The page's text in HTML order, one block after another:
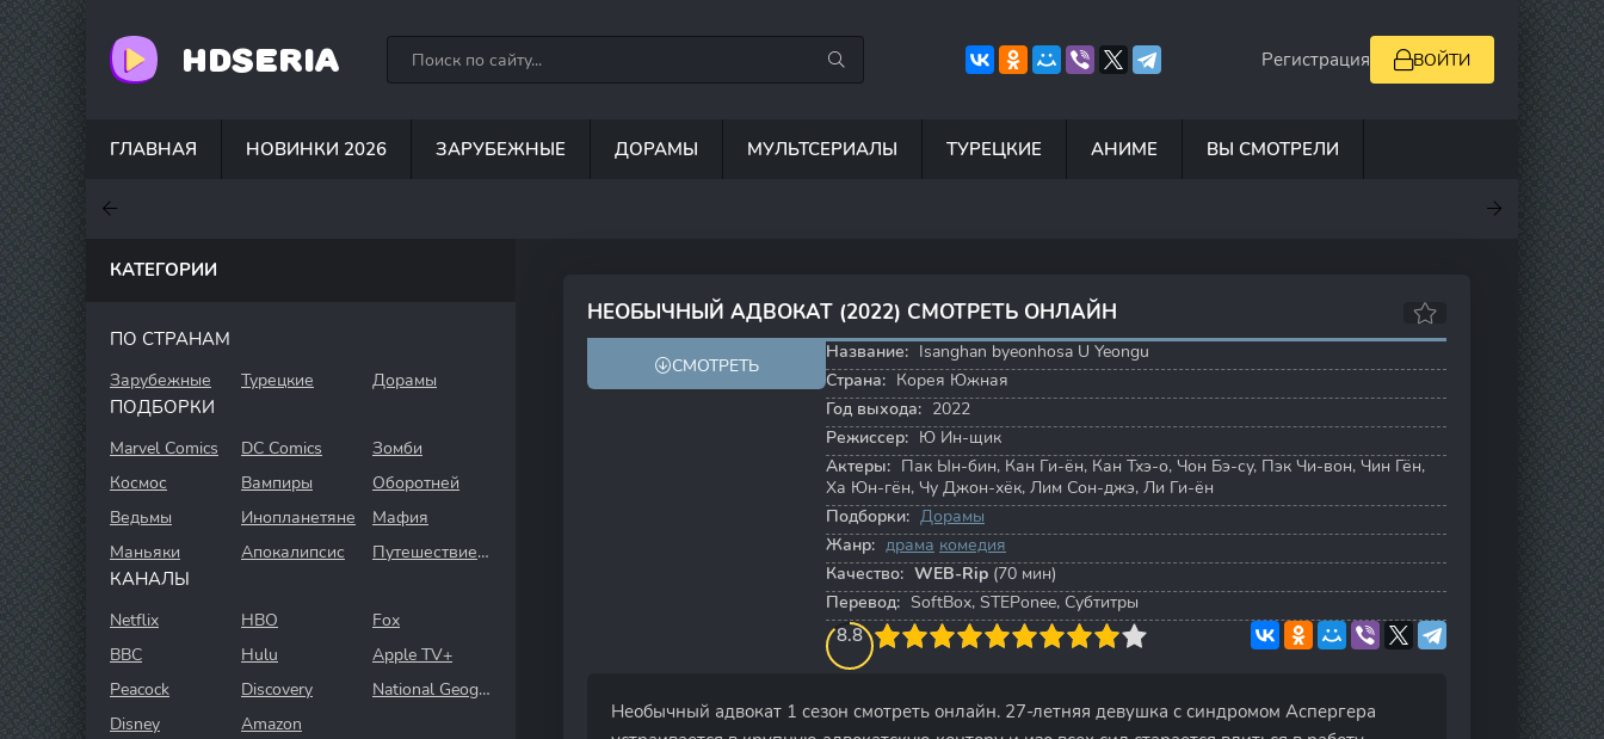
HDSERIA Регистрация ВОЙТИ
ГЛАВНАЯ НОВИНКИ 2026 ЗАРУБЕЖНЫЕ ДОРАМЫ МУЛЬТСЕРИАЛЫ ТУРЕЦКИЕ АНИМЕ ВЫ СМОТРЕЛИ
6.9
НЕОБЫЧНЫЙ АДВОКАТ (2022) СМОТРЕТЬ ОНЛАЙН
8.4 8.6
СМОТРЕТЬ
Название: Isanghan byeonhosa U Yeongu
Страна: Корея Южная
Год выхода: 2022
Режиссер: Ю Ин-щик
Актеры: Пак Ын-бин, Кан Ги-ён, Кан Тхэ-о, Чон Бэ-су, Пэк Чи-вон, Чин Гён,
Ха Юн-гён, Чу Джон-хёк, Лим Сон-джэ, Ли Ги-ён
Подборки: Дорамы
Жанр: драма комедия
Качество: WEB-Rip (70 мин)
Перевод: SoftBox, STEPonee, Субтитры
8.8
4 5 6 7 8 9 10
Необычный адвокат 1 сезон смотреть онлайн. 27-летняя девушка с синдромом Аспергера
КАТЕГОРИИ
ПО СТРАНАМ
Зарубежные Турецкие Дорамы
ПОДБОРКИ
Marvel Comics DC Comics
Зомби
Космос
Вампиры
Оборотней
Ведьмы
Инопланетяне
Мафия
Маньяки
Апокалипсис Путешествие во времени
КАНАЛЫ
Netflix HBO
Fox
BBC
Hulu
Apple TV+
Peacock
Discovery
National Geographic
Disney
Amazon